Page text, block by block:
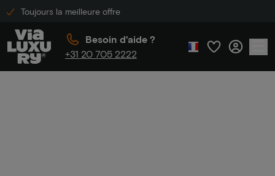
Toujours la meilleure offre
Besoin d'aide ?
+31 20 705 2222